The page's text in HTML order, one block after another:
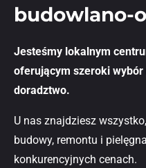
budowlano-
Jesteśmy lokalnym
oferującym szeroki
doradztwo.
U nas znajdziesz
budowy, remontu i
konkurencyjnych cenach.